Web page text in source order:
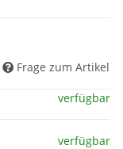
Frage zum Artikel
verfügbar
verfügbar